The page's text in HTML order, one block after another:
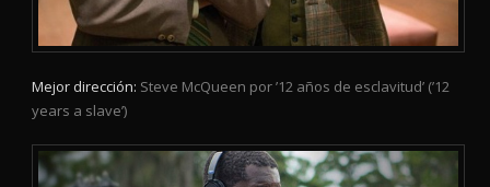
Mejor dirección: Steve McQueen por ’12 años de esclavitud’ (’12
years a slave’)